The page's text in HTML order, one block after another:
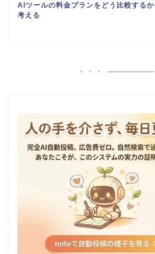
AIツールの料金プランをどう比較するか
考える